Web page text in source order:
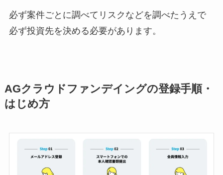
必ず案件ごとに調べてリスクなどを調べたうえで
必ず投資先を決める必要があります。
AGクラウドファンデイングの登録手順・
はじめ方